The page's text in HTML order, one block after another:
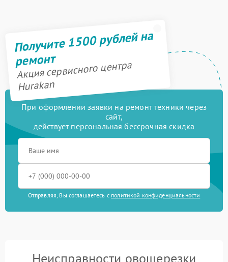
Получите 1500 рублей на
ремонт
Акция сервисного центра
Hurakan
При оформлении заявки на ремонт техники через
сайт,
действует персональная бессрочная скидка
Отправляя, Вы соглашаетесь с политикой конфиденциальности
Неисправности овощерезки